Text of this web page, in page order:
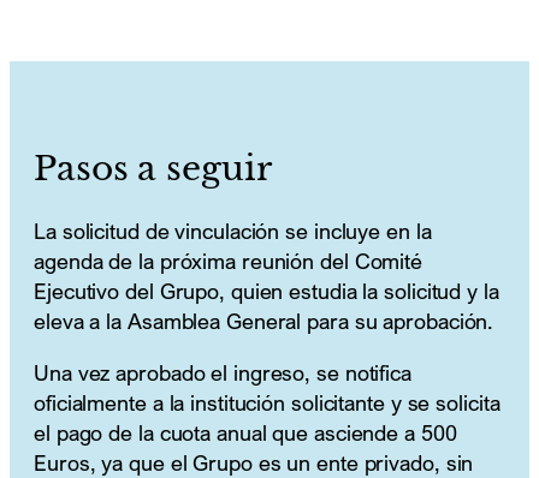
Pasos a seguir
La solicitud de vinculación se incluye en la
agenda de la próxima reunión del Comité
Ejecutivo del Grupo, quien estudia la solicitud y la
eleva a la Asamblea General para su aprobación.
Una vez aprobado el ingreso, se notifica
oficialmente a la institución solicitante y se solicita
el pago de la cuota anual que asciende a 500
Euros, ya que el Grupo es un ente privado, sin